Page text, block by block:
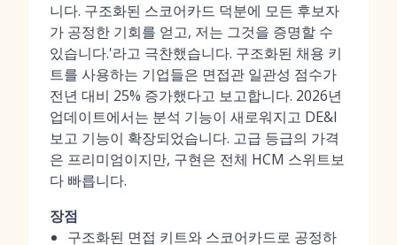
니다. 구조화된 스코어카드 덕분에 모든 후보자
가 공정한 기회를 얻고, 저는 그것을 증명할 수
있습니다.'라고 극찬했습니다. 구조화된 채용 키
트를 사용하는 기업들은 면접관 일관성 점수가
전년 대비 25% 증가했다고 보고합니다. 2026년
업데이트에서는 분석 기능이 새로워지고 DE&I
보고 기능이 확장되었습니다. 고급 등급의 가격
은 프리미엄이지만, 구현은 전체 HCM 스위트보
다 빠릅니다.
장점
구조화된 면접 키트와 스코어카드로 공정하